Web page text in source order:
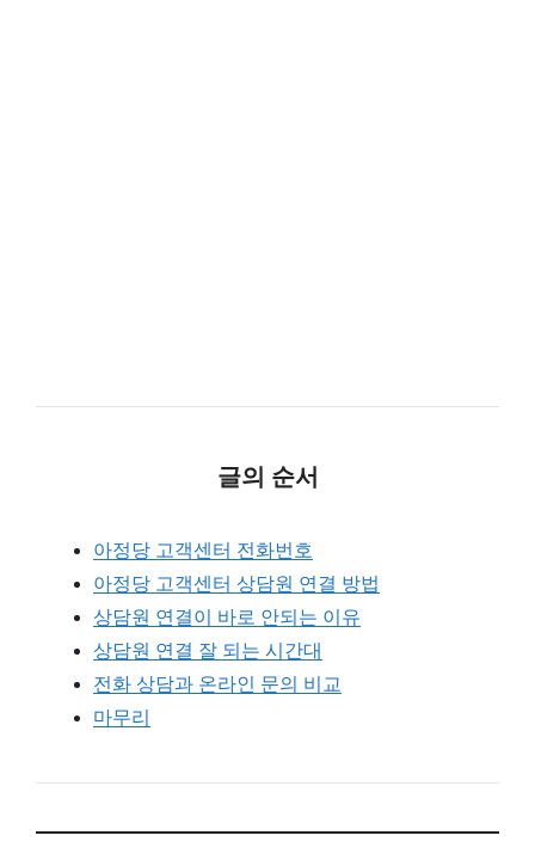
글의 순서
아정당 고객센터 전화번호
아정당 고객센터 상담원 연결 방법
상담원 연결이 바로 안되는 이유
상담원 연결 잘 되는 시간대
전화 상담과 온라인 문의 비교
마무리